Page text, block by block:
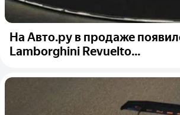
На Авто.ру в продаже
Lamborghini Revuelto...